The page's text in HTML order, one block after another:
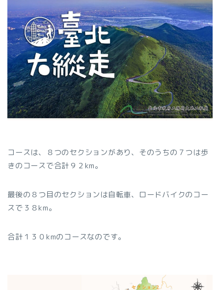
コースは、８つのセクションがあり、そのうちの７つは歩
きのコースで合計９２km。
最後の８つ目のセクションは自転車、ロードバイクのコー
スで３８km。
合計１３０kmのコースなのです。